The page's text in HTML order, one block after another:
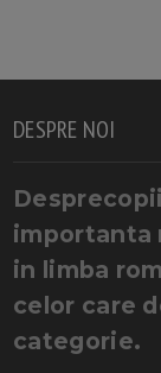
DESPRE NOI
importanta
in limba
celor care
categorie.